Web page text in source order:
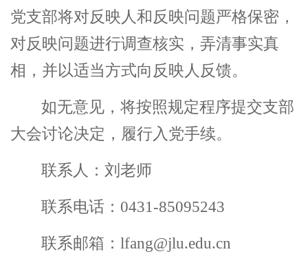
党支部将对反映人和反映问题严格保密，
对反映问题进行调查核实，弄清事实真
相，并以适当方式向反映人反馈。
如无意见，将按照规定程序提交支部
大会讨论决定，履行入党手续。
联系人：刘老师
联系电话： 0431-85095243
联系邮箱： lfang@jlu.edu.cn